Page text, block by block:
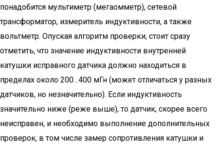
понадобится мультиметр (мегаомметр), сетевой
трансформатор, измеритель индуктивности, а также
вольтметр. Опуская алгоритм проверки, стоит сразу
отметить, что значение индуктивности внутренней
катушки исправного датчика должно находиться в
пределах около 200…400 мГн (может отличаться у разных
датчиков, но незначительно). Если индуктивность
значительно ниже (реже выше), то датчик, скорее всего
неисправен, и необходимо выполнение дополнительных
проверок, в том числе замер сопротивления катушки и